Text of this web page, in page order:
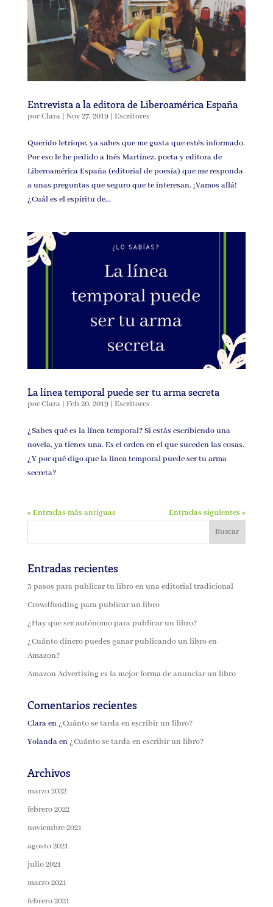
Entrevista a la editora de Liberoamérica España
porClara| Nov 27, 2019| Escritores
Querido letríope, ya sabes que me gusta que estés informado.
Por eso le he pedido a Inés Martínez, poeta y editora de
Liberoamérica España (editorial de poesía) que me responda
a unas preguntas que seguro que te interesan. ¡Vamos allá!
¿Cuál es el espíritu de...
La línea temporal puede ser tu arma secreta
porClara| Feb 20, 2019| Escritores
¿Sabes qué es la línea temporal? Si estás escribiendo una
novela, ya tienes una. Es el orden en el que suceden las cosas.
¿Y por qué digo que la línea temporal puede ser tu arma
secreta?
« Entradas más antiguas Entradas siguientes »
Entradas recientes
3 pasos para publicar tu libro en una editorial tradicional
Crowdfunding para publicar un libro
¿Hay que ser autónomo para publicar un libro?
¿Cuánto dinero puedes ganar publicando un libro en
Amazon?
Amazon Advertising es la mejor forma de anunciar un libro
Comentarios recientes
Claraen¿Cuánto se tarda en escribir un libro?
Yolandaen¿Cuánto se tarda en escribir un libro?
Archivos
marzo 2022
febrero 2022
noviembre 2021
agosto 2021
julio 2021
marzo 2021
febrero 2021